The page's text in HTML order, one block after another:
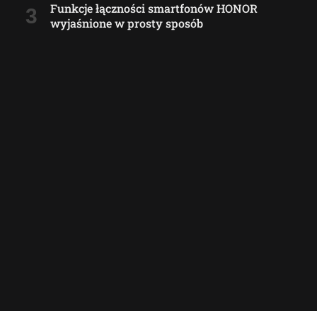
Funkcje łączności smartfonów HONOR
wyjaśnione w prosty sposób